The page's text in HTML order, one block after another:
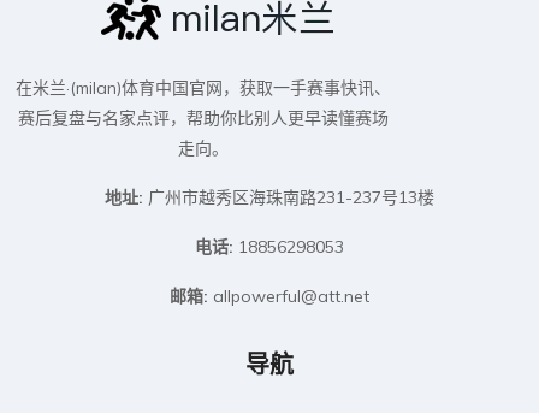
在米兰·(milan)体育中国官网，获取一手赛事快讯、
赛后复盘与名家点评，帮助你比别人更早读懂赛场
走向。
地址: 广州市越秀区海珠南路231-237号13楼
电话: 18856298053
邮箱: allpowerful@att.net
导航